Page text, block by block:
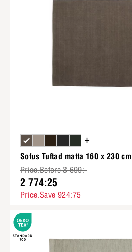
+
Sofus Tuftad matta 160 x 230 cm
Price.Before 3 699:-
2 774:25
Price.Save 924:75